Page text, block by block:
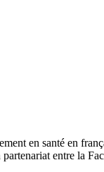
en santé en
entre la